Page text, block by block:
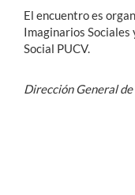
El encuentro es
Imaginarios Sociales
Social PUCV.
Dirección General